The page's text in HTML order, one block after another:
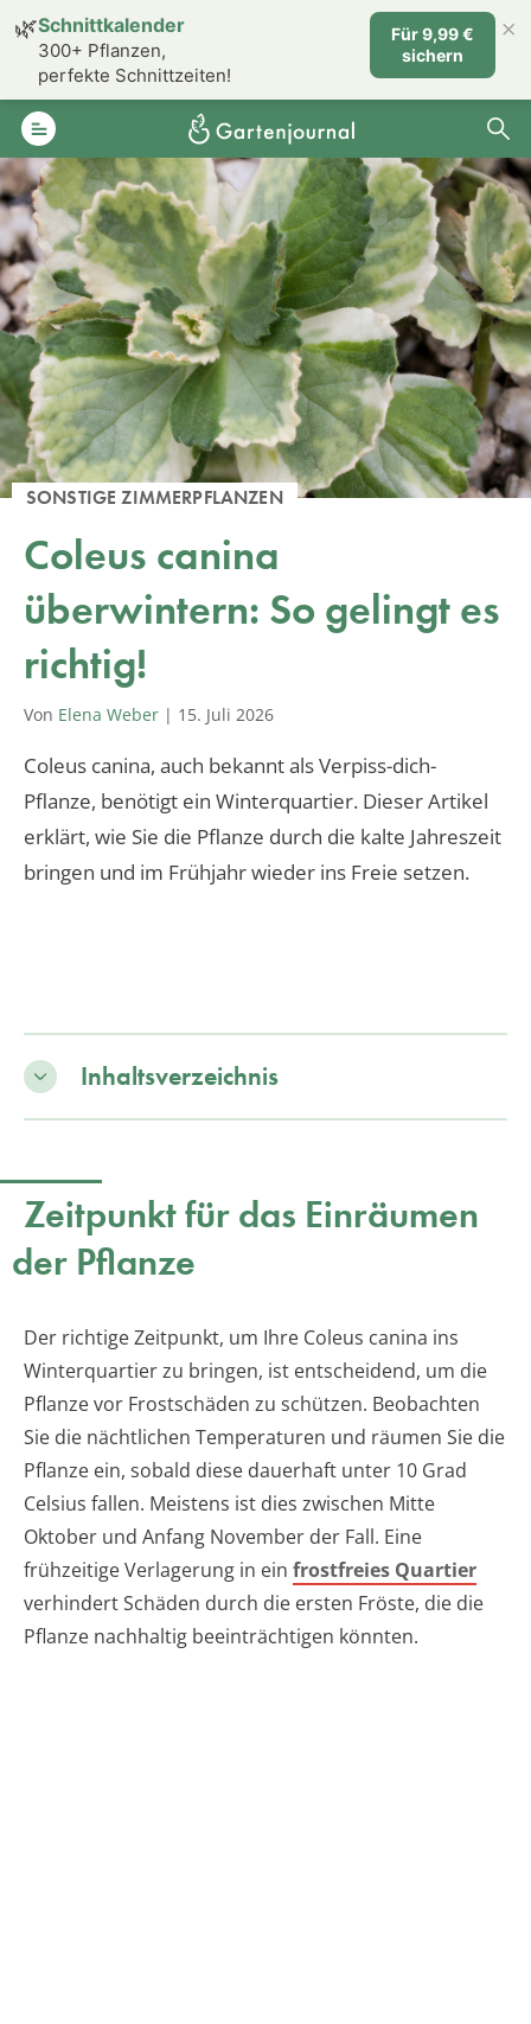
SONSTIGE ZIMMERPFLANZEN
Coleus canina
überwintern: So gelingt es
richtig!
Von Elena Weber | 15. Juli 2026
Coleus canina, auch bekannt als Verpiss-dich-
Pflanze, benötigt ein Winterquartier. Dieser Artikel
erklärt, wie Sie die Pflanze durch die kalte Jahreszeit
bringen und im Frühjahr wieder ins Freie setzen.
Inhaltsverzeichnis
Zeitpunkt für das Einräumen
der Pflanze
Der richtige Zeitpunkt, um Ihre Coleus canina ins
Winterquartier zu bringen, ist entscheidend, um die
Pflanze vor Frostschäden zu schützen. Beobachten
Sie die nächtlichen Temperaturen und räumen Sie die
Pflanze ein, sobald diese dauerhaft unter 10 Grad
Celsius fallen. Meistens ist dies zwischen Mitte
Oktober und Anfang November der Fall. Eine
frühzeitige Verlagerung in ein frostfreies Quartier
verhindert Schäden durch die ersten Fröste, die die
Pflanze nachhaltig beeinträchtigen könnten.
🌿Schnittkalender
300+ Pflanzen,
perfekte Schnittzeiten!
Für 9,99 €
sichern
×